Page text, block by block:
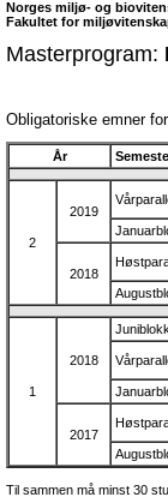
Norges miljø- og
Fakultet for
Masterprogram:
Obligatoriske emner
År
2
2019
2018
1
2018
Juniblokk
2017
Til sammen må minst 30